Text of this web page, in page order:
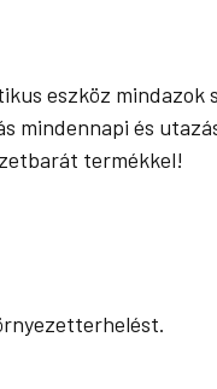
eszköz mindazok
mindennapi és
termékkel!